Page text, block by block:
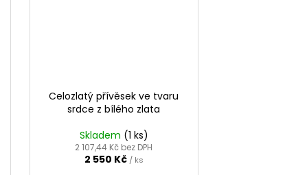
Celozlatý přívěsek ve tvaru
srdce z bílého zlata
Skladem (1 ks)
2 107,44 Kč bez DPH
2 550 Kč / ks